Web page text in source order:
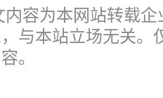
内容为本网站转载
与本站立场无关。
。